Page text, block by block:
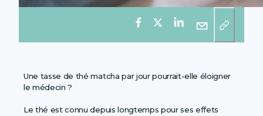
Une tasse de thé matcha par jour pourrait-elle éloigner
le médecin ?
Le thé est connu depuis longtemps pour ses effets